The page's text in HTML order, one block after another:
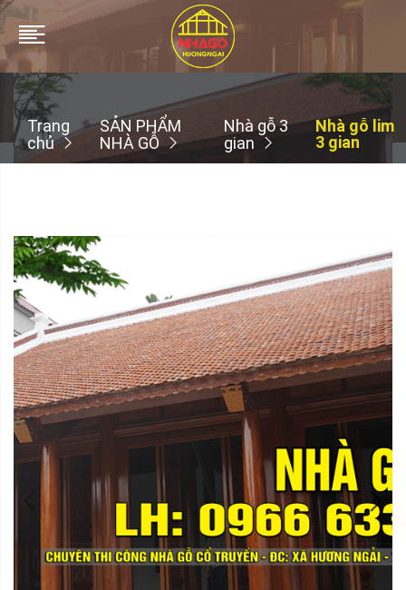
Trang
chủ
SẢN PHẨM
NHÀ GỖ
Nhà gỗ 3
gian
Nhà gỗ lim
3 gian